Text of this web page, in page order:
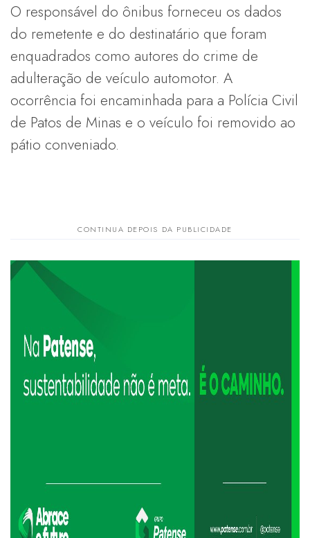
O responsável do ônibus forneceu os dados
do remetente e do destinatário que foram
enquadrados como autores do crime de
adulteração de veículo automotor. A
ocorrência foi encaminhada para a Polícia Civil
de Patos de Minas e o veículo foi removido ao
pátio conveniado.